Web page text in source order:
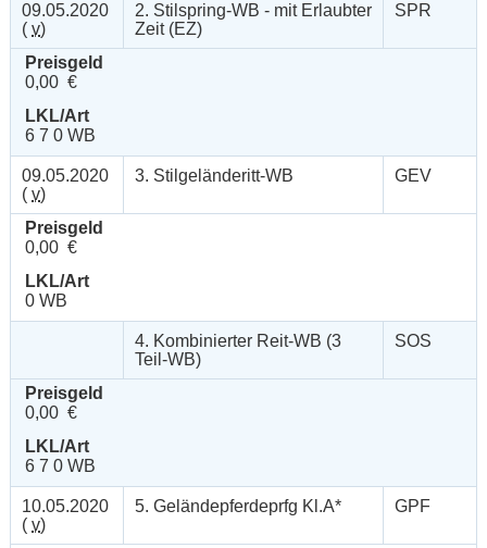
09.05.2020
( v)
2. Stilspring-WB - mit Erlaubter
Zeit (EZ)
SPR
Preisgeld
0,00 €
LKL/Art
6 7 0 WB
09.05.2020
( v)
3. Stilgeländeritt-WB GEV
Preisgeld
0,00 €
LKL/Art
0 WB
4. Kombinierter Reit-WB (3
Teil-WB)
SOS
Preisgeld
0,00 €
LKL/Art
6 7 0 WB
10.05.2020
( v)
5. Geländepferdeprfg Kl.A* GPF